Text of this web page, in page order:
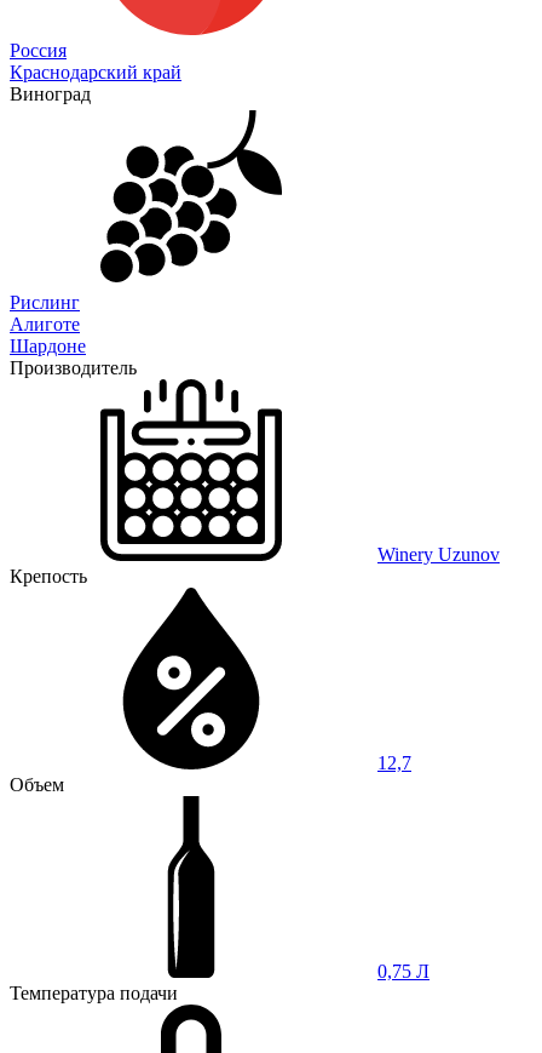
Россия
Краснодарский край
Виноград
Рислинг
Алиготе
Шардоне
Производитель
Winery Uzunov
Крепость
12,7
Объем
0,75 Л
Температура подачи